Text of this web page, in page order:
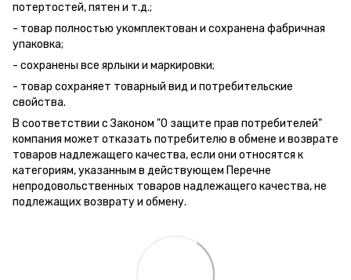
потертостей, пятен и т.д.;
- товар полностью укомплектован и сохранена фабричная
упаковка;
- сохранены все ярлыки и маркировки;
- товар сохраняет товарный вид и потребительские
свойства.
В соответствии с Законом "О защите прав потребителей"
компания может отказать потребителю в обмене и возврате
товаров надлежащего качества, если они относятся к
категориям, указанным в действующем Перечне
непродовольственных товаров надлежащего качества, не
подлежащих возврату и обмену.